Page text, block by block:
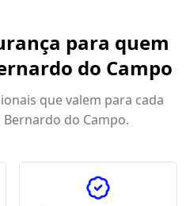
para quem
do Campo
que valem para cada
Bernardo do Campo.